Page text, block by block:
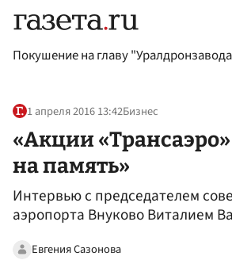
Покушение на главу
1 апреля 2016 13:42Бизнес
«Акции
на память»
Интервью с председателем
аэропорта Внуково Виталием
Евгения Сазонова